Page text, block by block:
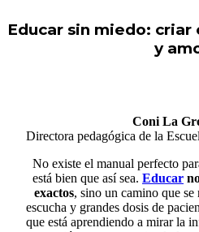
Educar sin miedo:
y
Coni La
Directora pedagógica de la
No existe el manual perfecto
está bien que así sea. Educar
exactos, sino un camino que se
escucha y grandes dosis de
que está aprendiendo a mirar la